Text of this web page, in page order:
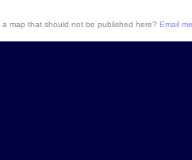
map that should not be published here? Email me